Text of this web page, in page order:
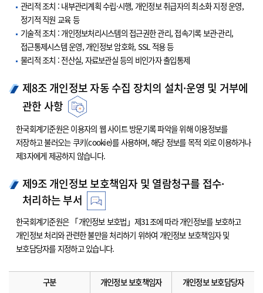
관리적 조치 : 내부관리계획 수립·시행, 개인정보 취급자의 최소화 지정 운영,
정기적 직원 교육 등
기술적 조치 : 개인정보처리시스템의 접근권한 관리, 접속기록 보관·관리,
접근통제시스템 운영, 개인정보 암호화, SSL 적용 등
물리적 조치 : 전산실, 자료보관실 등의 비인가자 출입통제
제8조 개인정보 자동 수집 장치의 설치·운영 및 거부에
관한 사항
한국회계기준원은 이용자의 웹 사이트 방문기록 파악을 위해 이용정보를
저장하고 불러오는 쿠키(cookie)를 사용하며, 해당 정보를 목적 외로 이용하거나
제3자에게 제공하지 않습니다.
제9조 개인정보 보호책임자 및 열람청구를 접수·
처리하는 부서
한국회계기준원은 「개인정보 보호법」제31조에 따라 개인정보를 보호하고
개인정보 처리와 관련한 불만을 처리하기 위하여 개인정보 보호책임자 및
보호담당자를 지정하고 있습니다.
구분 개인정보 보호책임자 개인정보 보호담당자